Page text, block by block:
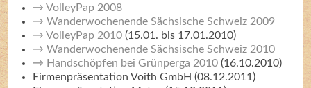
VolleyPap 2008
Wanderwochenende Sächsische Schweiz 2009
VolleyPap 2010 (15.01. bis 17.01.2010)
Wanderwochenende Sächsische Schweiz 2010
Handschöpfen bei Grünperga 2010 (16.10.2010)
Firmenpräsentation Voith GmbH (08.12.2011)